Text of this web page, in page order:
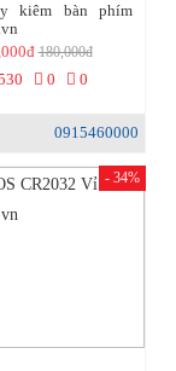
kiêm bàn phím
180,000đ
0 0
0915460000
- 34%